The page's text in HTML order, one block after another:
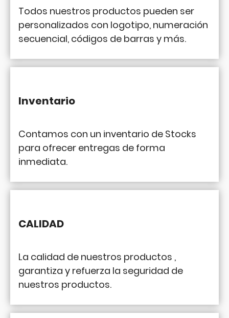
Todos nuestros productos pueden ser
personalizados con logotipo, numeración
secuencial, códigos de barras y más.
Inventario
Contamos con un inventario de Stocks
para ofrecer entregas de forma
inmediata.
CALIDAD
La calidad de nuestros productos ,
garantiza y refuerza la seguridad de
nuestros productos.